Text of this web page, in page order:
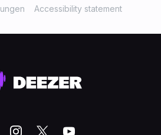
Accessibility statement